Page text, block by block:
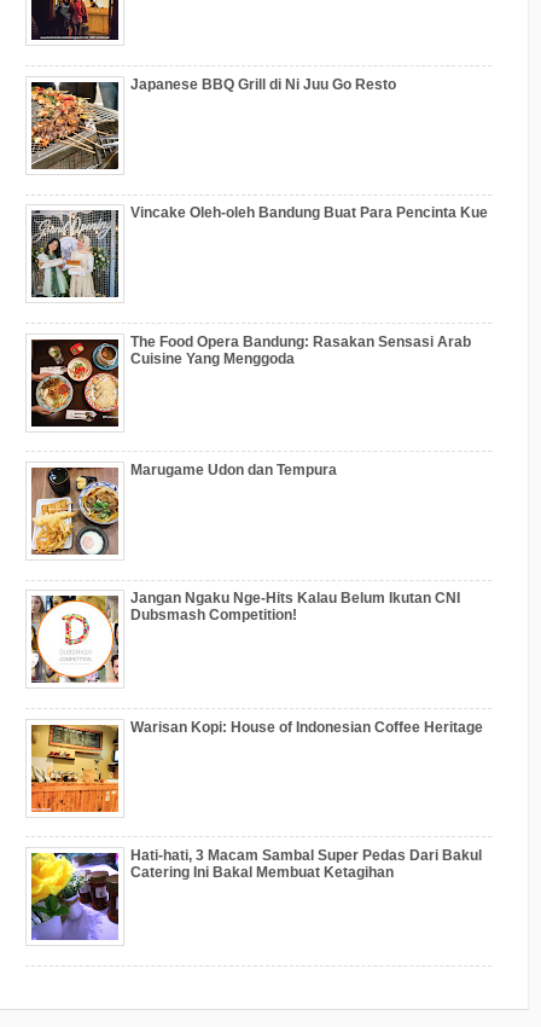
Japanese BBQ Grill di Ni Juu Go Resto
Vincake Oleh-oleh Bandung Buat Para Pencinta Kue
The Food Opera Bandung: Rasakan Sensasi Arab
Cuisine Yang Menggoda
Marugame Udon dan Tempura
Jangan Ngaku Nge-Hits Kalau Belum Ikutan CNI
Dubsmash Competition!
Warisan Kopi: House of Indonesian Coffee Heritage
Hati-hati, 3 Macam Sambal Super Pedas Dari Bakul
Catering Ini Bakal Membuat Ketagihan